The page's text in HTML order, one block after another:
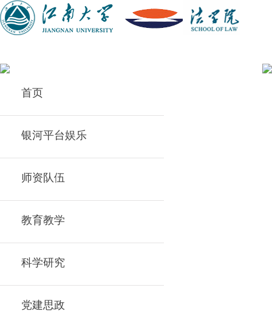
首页
银河平台娱乐
师资队伍
教育教学
科学研究
党建思政